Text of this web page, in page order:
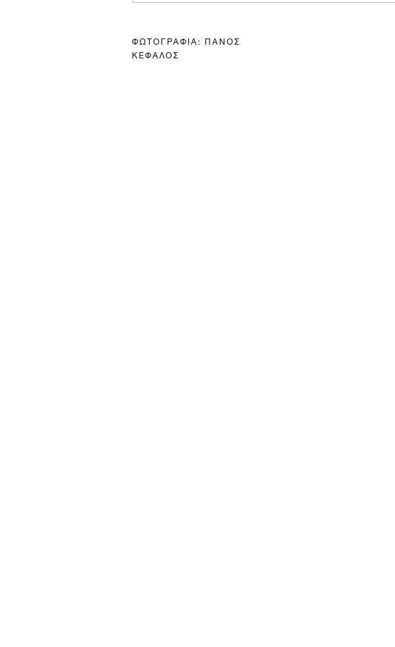
ΦΩΤΟΓΡΑΦΙΑ: ΠΑΝΟΣ
ΚΕΦΑΛΟΣ